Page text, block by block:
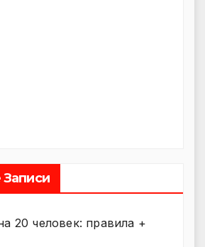
20 человек: правила +